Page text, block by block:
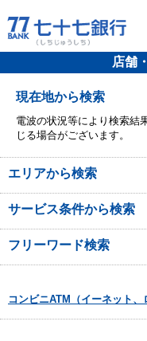
店舗
現在地から検索
電波の状況等により検索結
じる場合がございます。
エリアから検索
サービス条件から検索
フリーワード検索
コンビニATM（イーネット、